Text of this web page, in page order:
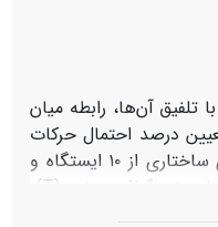
آن‌ها، رابطه میان
درصد احتمال حرکات
گسلی، با داده‌های لرزه‌ای گذشته مقایسه شده و انطباق مناسبی نشان داده‌اند. مدل نظری تحقیق بر مبنای برداشت‌های ساختاری از ۱۰ ایستگاه و
توپوگرافی عرضی
(T)
نتایج نشان می‌دهد که